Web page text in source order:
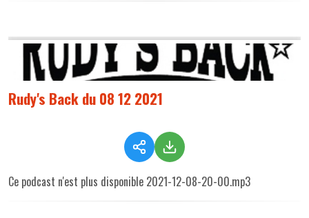
Rudy's Back du 08 12 2021
Ce podcast n'est plus disponible 2021-12-08-20-00.mp3